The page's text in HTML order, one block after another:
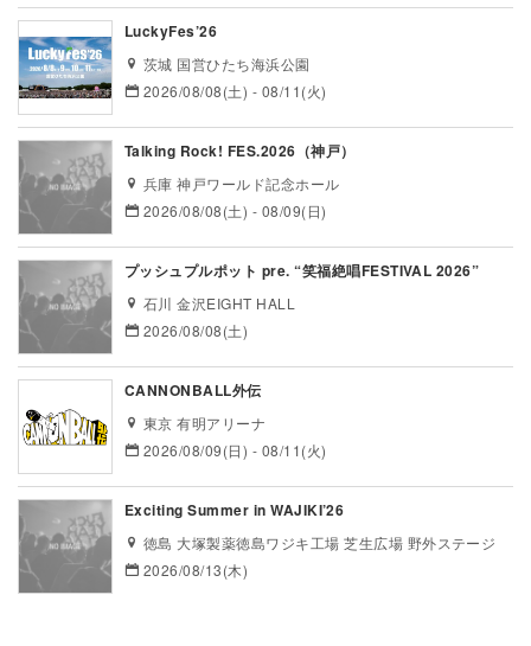
LuckyFes’26
茨城 国営ひたち海浜公園
2026/08/08(土) - 08/11(火)
Talking Rock! FES.2026（神戸）
兵庫 神戸ワールド記念ホール
2026/08/08(土) - 08/09(日)
プッシュプルポット pre. “笑福絶唱FESTIVAL 2026”
石川 金沢EIGHT HALL
2026/08/08(土)
CANNONBALL外伝
東京 有明アリーナ
2026/08/09(日) - 08/11(火)
Exciting Summer in WAJIKI’26
徳島 大塚製薬徳島ワジキ工場 芝生広場 野外ステージ
2026/08/13(木)